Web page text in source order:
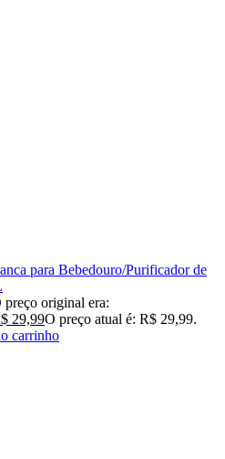
para Bebedouro/Purificador de
preço original era:
29,99O preço atual é: R$ 29,99.
carrinho